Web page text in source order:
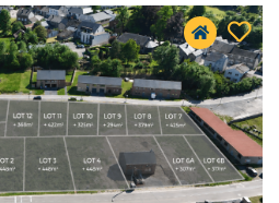
37 400 € HF*